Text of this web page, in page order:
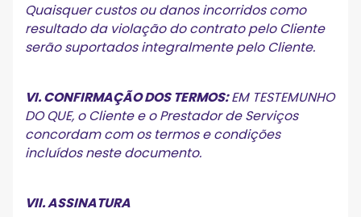
Quaisquer custos ou danos incorridos como
resultado da violação do contrato pelo Cliente
serão suportados integralmente pelo Cliente.
VI. CONFIRMAÇÃO DOS TERMOS:EM TESTEMUNHO
DO QUE, o Cliente e o Prestador de Serviços
concordam com os termos e condições
incluídos neste documento.
VII. ASSINATURA